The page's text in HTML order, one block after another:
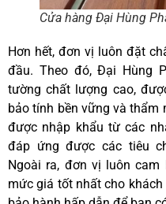
Cửa hàng Đại Hùng
Hơn hết, đơn vị luôn đặt
đầu. Theo đó, Đại Hùng
tường chất lượng cao,
bảo tính bền vững và thẩm
được nhập khẩu từ các
đáp ứng được các tiêu
Ngoài ra, đơn vị luôn
mức giá tốt nhất cho